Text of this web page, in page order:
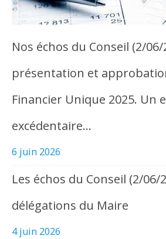
Nos échos du Conseil (2/06/
présentation et
Financier Unique 2025. Un
excédentaire…
6 juin 2026
Les échos du Conseil (2/06/
délégations du Maire
4 juin 2026